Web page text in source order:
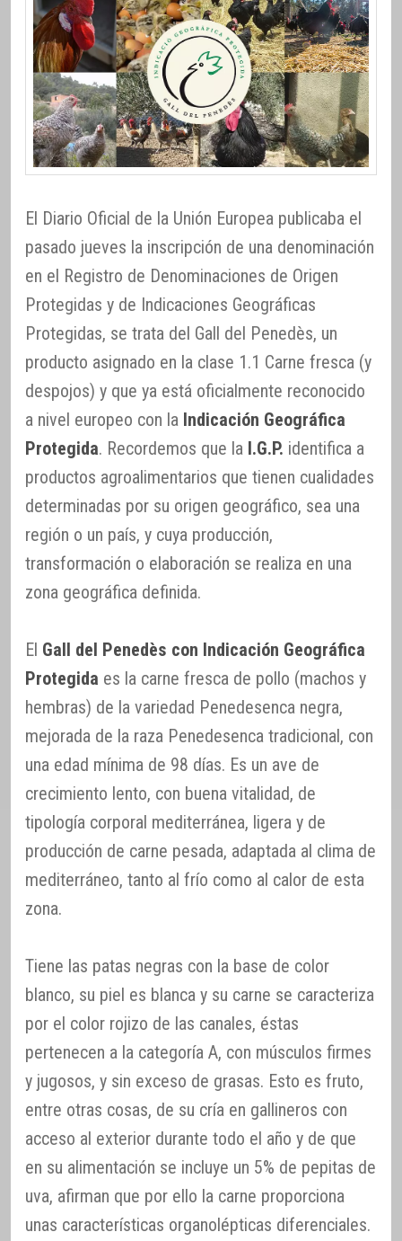
El Diario Oficial de la Unión Europea publicaba el
pasado jueves la inscripción de una denominación
en el Registro de Denominaciones de Origen
Protegidas y de Indicaciones Geográficas
Protegidas, se trata del Gall del Penedès, un
producto asignado en la clase 1.1 Carne fresca (y
despojos) y que ya está oficialmente reconocido
a nivel europeo con la Indicación Geográfica
Protegida. Recordemos que la I.G.P. identifica a
productos agroalimentarios que tienen cualidades
determinadas por su origen geográfico, sea una
región o un país, y cuya producción,
transformación o elaboración se realiza en una
zona geográfica definida.
El Gall del Penedès con Indicación Geográfica
Protegida es la carne fresca de pollo (machos y
hembras) de la variedad Penedesenca negra,
mejorada de la raza Penedesenca tradicional, con
una edad mínima de 98 días. Es un ave de
crecimiento lento, con buena vitalidad, de
tipología corporal mediterránea, ligera y de
producción de carne pesada, adaptada al clima de
mediterráneo, tanto al frío como al calor de esta
zona.
Tiene las patas negras con la base de color
blanco, su piel es blanca y su carne se caracteriza
por el color rojizo de las canales, éstas
pertenecen a la categoría A, con músculos firmes
y jugosos, y sin exceso de grasas. Esto es fruto,
entre otras cosas, de su cría en gallineros con
acceso al exterior durante todo el año y de que
en su alimentación se incluye un 5% de pepitas de
uva, afirman que por ello la carne proporciona
unas características organolépticas diferenciales.